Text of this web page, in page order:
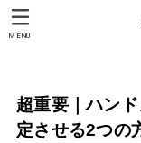
MENU
超重要｜ハン
定させる2つの